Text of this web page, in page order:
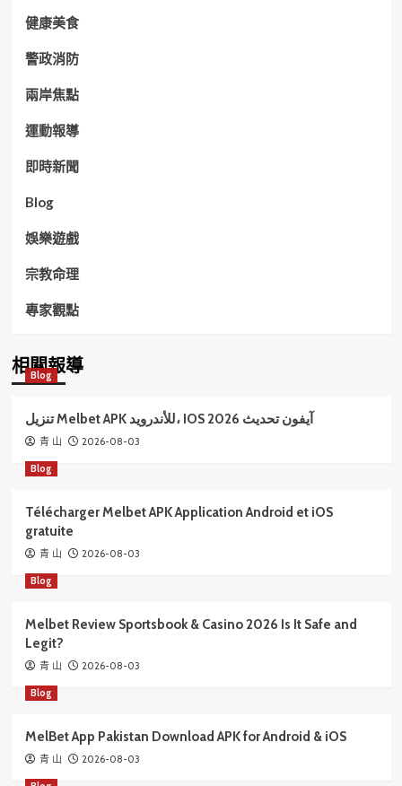
健康美食
警政消防
兩岸焦點
運動報導
即時新聞
Blog
娛樂遊戲
宗教命理
專家觀點
相關報導
Blog
تنزيل Melbet APK للأندرويد، IOS آيفون تحديث 2026
青 山 2026-08-03
Blog
Télécharger Melbet APK Application Android et iOS
gratuite
青 山 2026-08-03
Blog
Melbet Review Sportsbook & Casino 2026 Is It Safe and
Legit?
青 山 2026-08-03
Blog
MelBet App Pakistan Download APK for Android & iOS
青 山 2026-08-03